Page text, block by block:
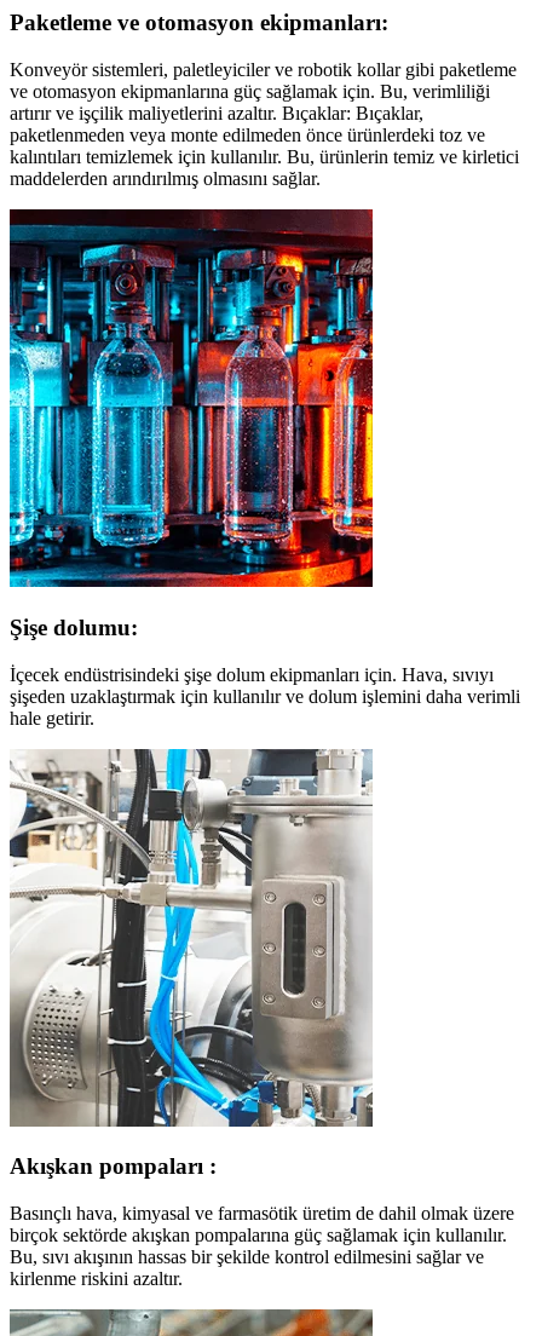
Paketleme ve otomasyon ekipmanları:
Konveyör sistemleri, paletleyiciler ve robotik kollar gibi paketleme
ve otomasyon ekipmanlarına güç sağlamak için. Bu, verimliliği
artırır ve işçilik maliyetlerini azaltır. Bıçaklar: Bıçaklar,
paketlenmeden veya monte edilmeden önce ürünlerdeki toz ve
kalıntıları temizlemek için kullanılır. Bu, ürünlerin temiz ve kirletici
maddelerden arındırılmış olmasını sağlar.
Şişe dolumu:
İçecek endüstrisindeki şişe dolum ekipmanları için. Hava, sıvıyı
şişeden uzaklaştırmak için kullanılır ve dolum işlemini daha verimli
hale getirir.
Akışkan pompaları :
Basınçlı hava, kimyasal ve farmasötik üretim de dahil olmak üzere
birçok sektörde akışkan pompalarına güç sağlamak için kullanılır.
Bu, sıvı akışının hassas bir şekilde kontrol edilmesini sağlar ve
kirlenme riskini azaltır.